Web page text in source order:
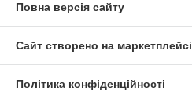
Повна версія сайту
Сайт створено на маркетплейсі
Політика конфіденційності